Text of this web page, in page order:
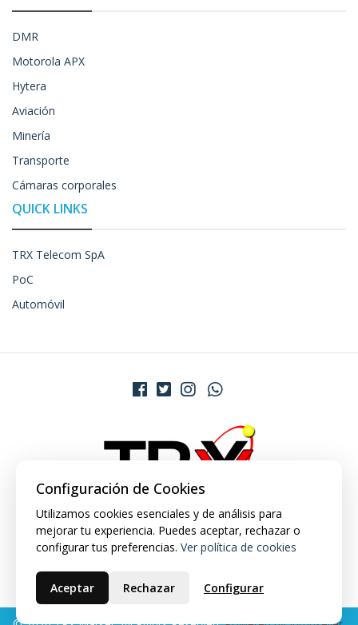
DMR
Motorola APX
Hytera
Aviación
Minería
Transporte
Cámaras corporales
QUICK LINKS
TRX Telecom SpA
PoC
Automóvil
Configuración de Cookies
Utilizamos cookies esenciales y de análisis para
mejorar tu experiencia. Puedes aceptar, rechazar o
configurar tus preferencias. Ver política de cookies
Aceptar Rechazar Configurar